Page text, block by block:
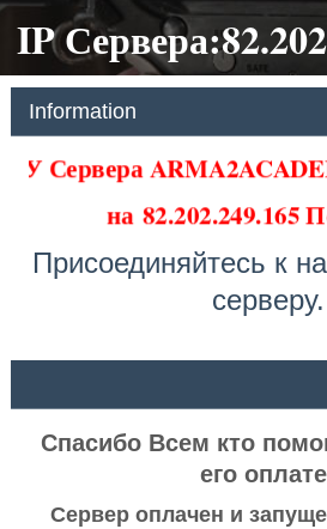
IP
Information
У Сервера
на82.202.249.165
Присоединяйтесь к
серверу.
Спасибо Всем кто
его
Сервер оплачен и